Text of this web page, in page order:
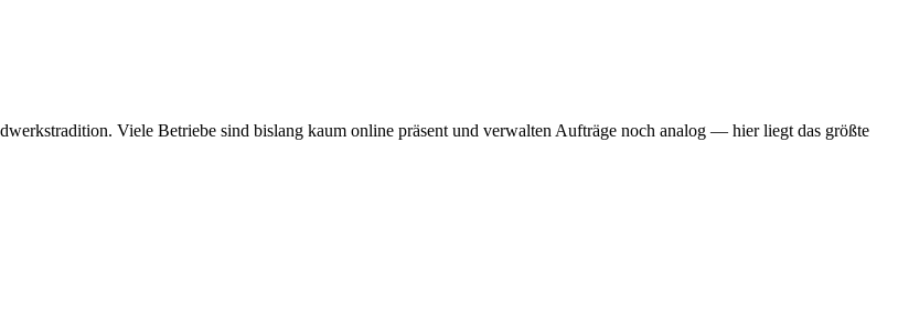
Viele Betriebe sind bislang kaum online präsent und verwalten Aufträge noch analog — hier liegt das größte